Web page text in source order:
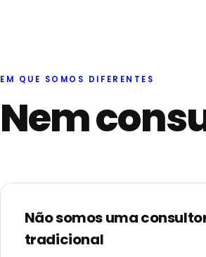
EM QUE SOMOS DIFERENTES
Nem
Não somos uma
tradicional